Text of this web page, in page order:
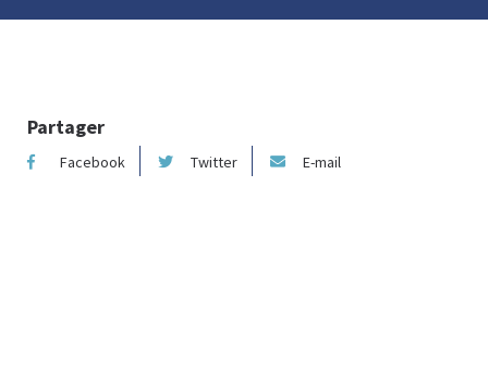
Partager
Facebook Twitter E-mail